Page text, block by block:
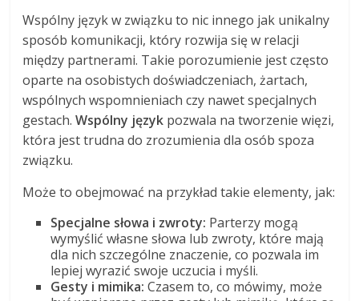
Wspólny język w związku to nic innego jak unikalny
sposób komunikacji, który rozwija się w relacji
między partnerami. Takie porozumienie jest często
oparte na osobistych doświadczeniach, żartach,
wspólnych wspomnieniach czy nawet specjalnych
gestach.Wspólny język pozwala na tworzenie więzi,
która jest trudna do zrozumienia dla osób spoza
związku.
Może to obejmować na przykład takie elementy, jak:
Specjalne słowa i zwroty: Parterzy mogą
wymyślić własne słowa lub zwroty, które mają
dla nich szczególne znaczenie, co pozwala im
lepiej wyrazić swoje uczucia i myśli.
Gesty i mimika: Czasem to, co mówimy, może